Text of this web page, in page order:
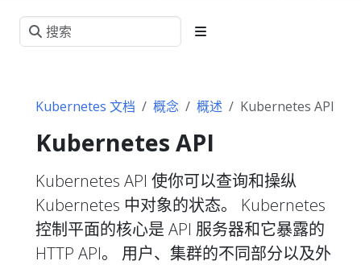
Kubernetes 文档 概念 概述 Kubernetes API
Kubernetes API
Kubernetes API 使你可以查询和操纵
Kubernetes 中对象的状态。 Kubernetes
控制平面的核心是 API 服务器和它暴露的
HTTP API。 用户、集群的不同部分以及外